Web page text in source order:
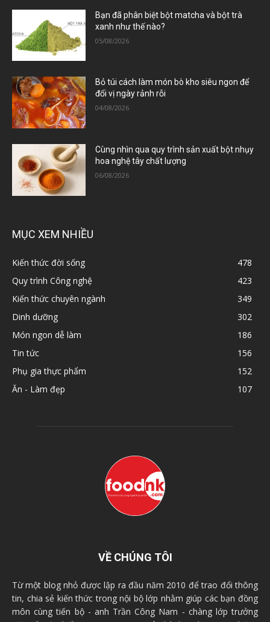
Bạn đã phân biệt bột matcha và bột trà
xanh như thế nào?
05/08/2026
Bỏ túi cách làm món bò kho siêu ngon để
đổi vị ngày rảnh rỗi
04/08/2026
Cùng nhìn qua quy trình sản xuất bột nhụy
hoa nghệ tây chất lượng
06/08/2026
MỤC XEM NHIỀU
Kiến thức đời sống
478
Quy trình Công nghệ
423
Kiến thức chuyên ngành
349
Dinh dưỡng
302
Món ngon dễ làm
186
Tin tức
156
Phụ gia thực phẩm
152
Ăn - Làm đẹp
107
VỀ CHÚNG TÔI
Từ một blog nhỏ được lập ra đầu năm 2010 để trao đổi thông
tin, chia sẻ kiến thức trong nội bộ lớp nhằm giúp các bạn đồng
môn cùng tiến bộ - anh Trần Công Nam - chàng lớp trưởng